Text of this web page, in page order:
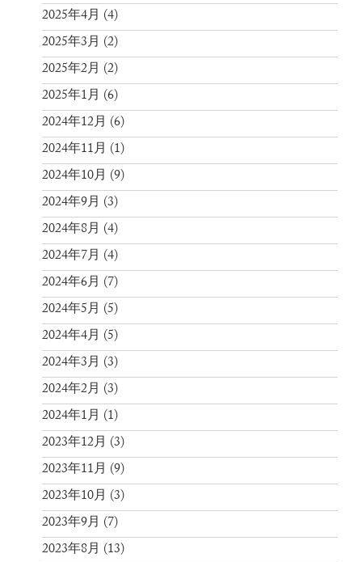
2025年4月 (4)
2025年3月 (2)
2025年2月 (2)
2025年1月 (6)
2024年12月 (6)
2024年11月 (1)
2024年10月 (9)
2024年9月 (3)
2024年8月 (4)
2024年7月 (4)
2024年6月 (7)
2024年5月 (5)
2024年4月 (5)
2024年3月 (3)
2024年2月 (3)
2024年1月 (1)
2023年12月 (3)
2023年11月 (9)
2023年10月 (3)
2023年9月 (7)
2023年8月 (13)